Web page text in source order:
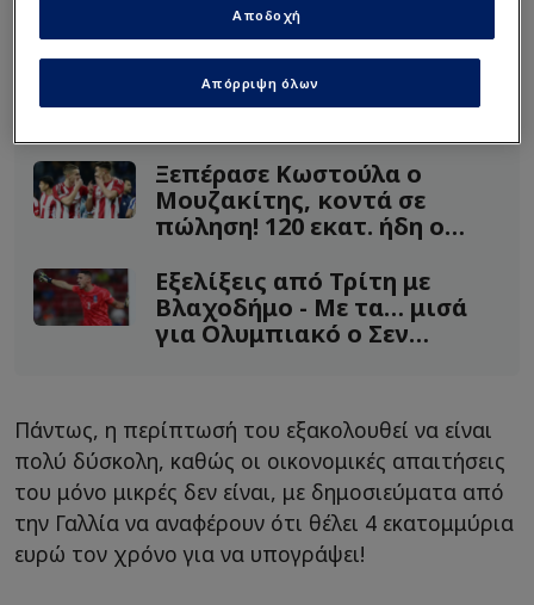
ότι τον ιντριγκάρει ο τρόπος προσέγγισης των
Ξεπέρασε Κωστούλα ο
Μουζακίτης, κοντά σε
πώληση! 120 εκατ. ήδη ο
Εξελίξεις από Τρίτη με
Βλαχοδήμο - Με τα… μισά
για Ολυμπιακό ο Σεν
Πάντως, η περίπτωσή του εξακολουθεί να είναι
πολύ δύσκολη, καθώς οι οικονομικές απαιτήσεις
του μόνο μικρές δεν είναι, με δημοσιεύματα από
την Γαλλία να αναφέρουν ότι θέλει 4 εκατομμύρια
ευρώ τον χρόνο για να υπογράψει!
Απόρριψη όλων
Αποδοχή